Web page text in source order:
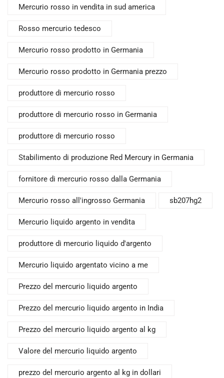
Mercurio rosso in vendita in sud america
Rosso mercurio tedesco
Mercurio rosso prodotto in Germania
Mercurio rosso prodotto in Germania prezzo
produttore di mercurio rosso
produttore di mercurio rosso in Germania
produttore di mercurio rosso
Stabilimento di produzione Red Mercury in Germania
fornitore di mercurio rosso dalla Germania
Mercurio rosso all'ingrosso Germania sb207hg2
Mercurio liquido argento in vendita
produttore di mercurio liquido d'argento
Mercurio liquido argentato vicino a me
Prezzo del mercurio liquido argento
Prezzo del mercurio liquido argento in India
Prezzo del mercurio liquido argento al kg
Valore del mercurio liquido argento
prezzo del mercurio argento al kg in dollari